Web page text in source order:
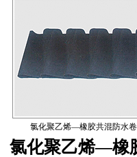
氯化聚乙烯―橡胶共混防水
氯化聚乙烯―橡